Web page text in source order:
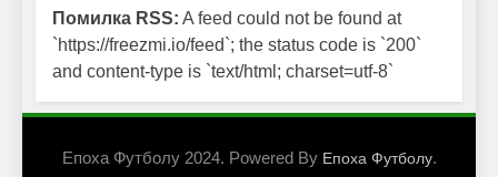
Помилка RSS: A feed could not be found at
`https://freezmi.io/feed`; the status code is `200`
and content-type is `text/html; charset=utf-8`
Епоха Футболу 2024. Powered By Епоха Футболу.